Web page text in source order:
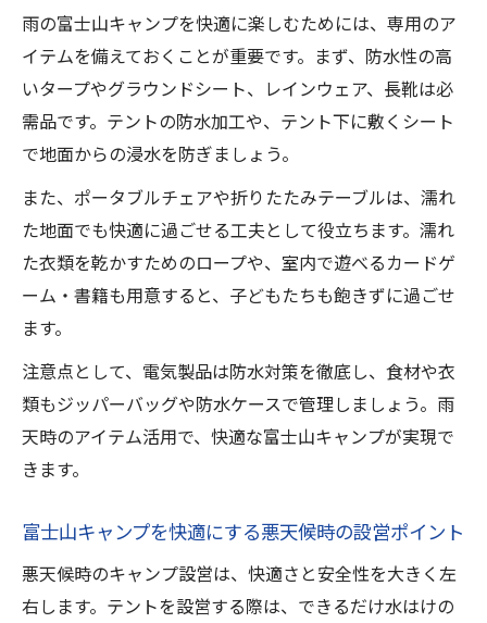
雨の富士山キャンプを快適に楽しむためには、専用のア
イテムを備えておくことが重要です。まず、防水性の高
いタープやグラウンドシート、レインウェア、長靴は必
需品です。テントの防水加工や、テント下に敷くシート
で地面からの浸水を防ぎましょう。
また、ポータブルチェアや折りたたみテーブルは、濡れ
た地面でも快適に過ごせる工夫として役立ちます。濡れ
た衣類を乾かすためのロープや、室内で遊べるカードゲ
ーム・書籍も用意すると、子どもたちも飽きずに過ごせ
ます。
注意点として、電気製品は防水対策を徹底し、食材や衣
類もジッパーバッグや防水ケースで管理しましょう。雨
天時のアイテム活用で、快適な富士山キャンプが実現で
きます。
富士山キャンプを快適にする悪天候時の設営ポイント
悪天候時のキャンプ設営は、快適さと安全性を大きく左
右します。テントを設営する際は、できるだけ水はけの